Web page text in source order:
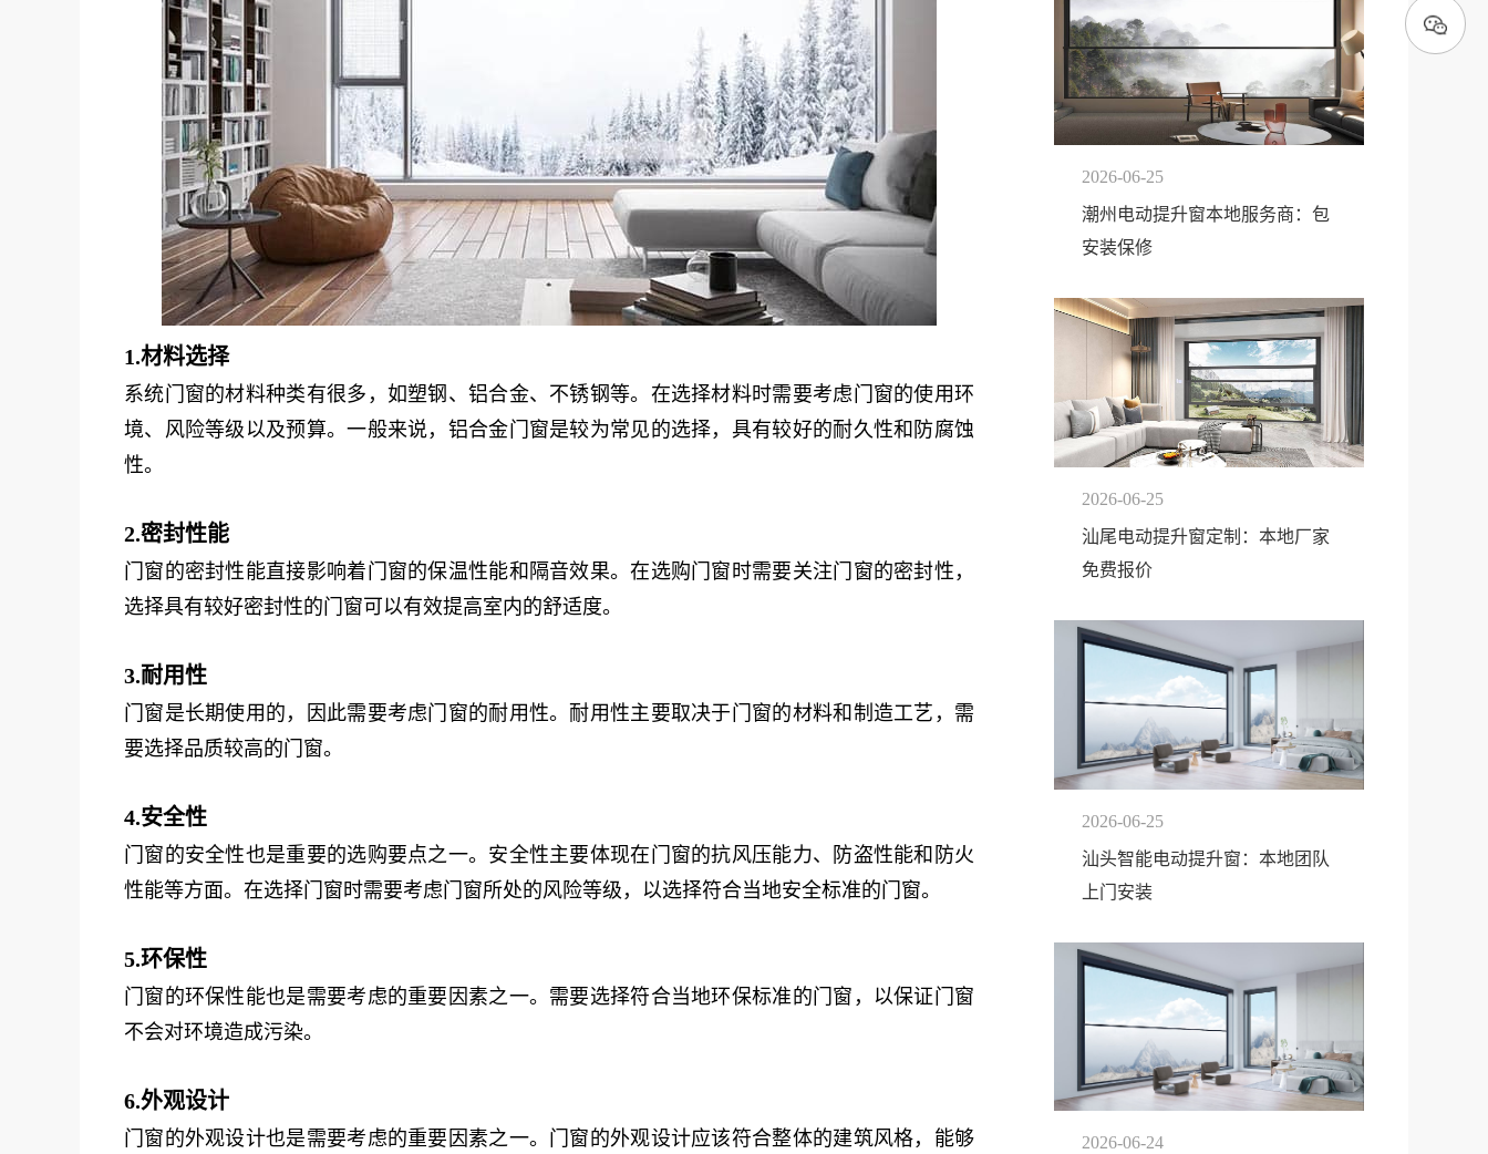
1.材料选择
系统门窗的材料种类有很多，如塑钢、铝合金、不锈钢等。在选择材料时需要考虑门窗的使用环
境、风险等级以及预算。一般来说，铝合金门窗是较为常见的选择，具有较好的耐久性和防腐蚀
性。
2.密封性能
门窗的密封性能直接影响着门窗的保温性能和隔音效果。在选购门窗时需要关注门窗的密封性，
选择具有较好密封性的门窗可以有效提高室内的舒适度。
3.耐用性
门窗是长期使用的，因此需要考虑门窗的耐用性。耐用性主要取决于门窗的材料和制造工艺，需
要选择品质较高的门窗。
4.安全性
门窗的安全性也是重要的选购要点之一。安全性主要体现在门窗的抗风压能力、防盗性能和防火
性能等方面。在选择门窗时需要考虑门窗所处的风险等级，以选择符合当地安全标准的门窗。
5.环保性
门窗的环保性能也是需要考虑的重要因素之一。需要选择符合当地环保标准的门窗，以保证门窗
不会对环境造成污染。
6.外观设计
门窗的外观设计也是需要考虑的重要因素之一。门窗的外观设计应该符合整体的建筑风格，能够
2026-06-25
潮州电动提升窗本地服务商：包
安装保修
2026-06-25
汕尾电动提升窗定制：本地厂家
免费报价
2026-06-25
汕头智能电动提升窗：本地团队
上门安装
2026-06-24